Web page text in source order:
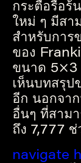
กระตือรือร้
ใหม่ ๆ มีสา
สำหรับการ
ของ
ขนาด 5×3
เห็นบทสรุ
อีก นอกจา
อื่นๆ ที่สาม
ถึง 7,777 ช่
navigate